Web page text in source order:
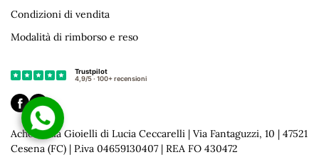
Condizioni di vendita
Modalità di rimborso e reso
Acherontia Gioielli di Lucia Ceccarelli | Via Fantaguzzi, 10 | 47521
Cesena (FC) | P.iva 04659130407 | REA FO 430472